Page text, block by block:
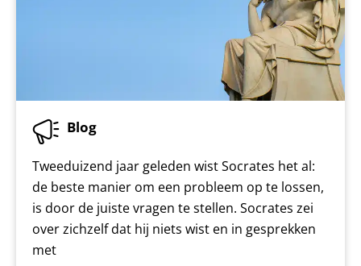
Blog
Tweeduizend jaar geleden wist Socrates het al:
de beste manier om een probleem op te lossen,
is door de juiste vragen te stellen. Socrates zei
over zichzelf dat hij niets wist en in gesprekken
met